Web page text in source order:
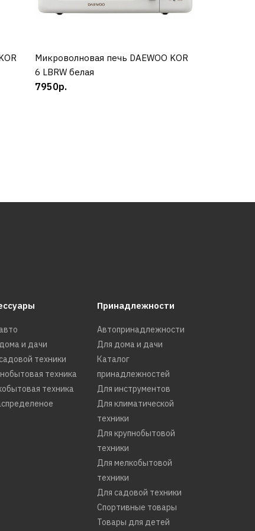
КУПИТЬ
Микроволновая печь DAEWOO KOR
6 LBRW белая
7950р.
и дачи
техники
техника
техника
Принадлежности
Автопринадлежности
Для дома и дачи
Каталог
принадлежностей
Для инструментов
Для климатической
техники
Для крупнобытовой
техники
Для мелкобытовой
техники
Для садовой техники
Спортивные товары
Товары для детей